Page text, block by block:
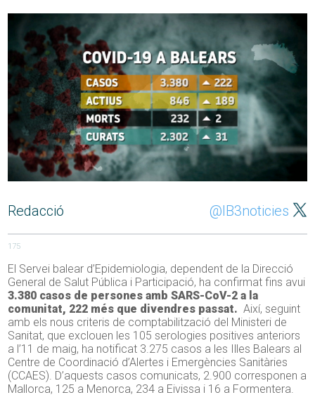
Redacció @IB3noticies
175
El Servei balear d’Epidemiologia, dependent de la Direcció
General de Salut Pública i Participació, ha confirmat fins avui
3.380 casos de persones amb SARS-CoV-2 a la
comunitat, 222 més que divendres passat. Així, seguint
amb els nous criteris de comptabilització del Ministeri de
Sanitat, que exclouen les 105 serologies positives anteriors
a l’11 de maig, ha notificat 3.275 casos a les Illes Balears al
Centre de Coordinació d’Alertes i Emergències Sanitàries
(CCAES). D’aquests casos comunicats, 2.900 corresponen a
Mallorca, 125 a Menorca, 234 a Eivissa i 16 a Formentera.